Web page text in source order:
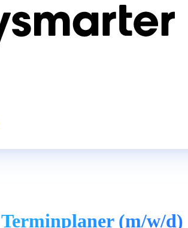
(m/w/d)